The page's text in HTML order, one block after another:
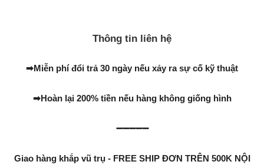
Thông tin liên hệ
➡Miễn phí đổi trả 30 ngày nếu xảy ra sự cố kỹ thuật
➡Hoàn lại 200% tiền nếu hàng không giống hình
➖➖➖➖➖
Giao hàng khắp vũ trụ - FREE SHIP ĐƠN TRÊN 500K NỘI